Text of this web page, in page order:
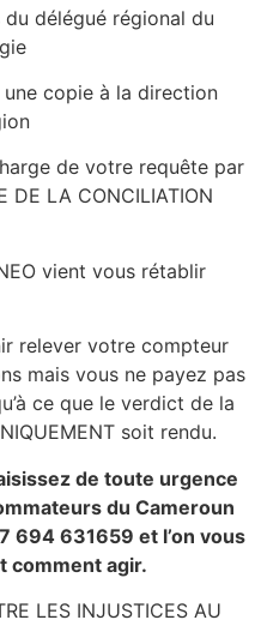
délégué régional du
copie à la direction
de votre requête par
DE LA CONCILIATION
vient vous rétablir
relever votre compteur
mais vous ne payez pas
ce que le verdict de la
soit rendu.
de toute urgence
du Cameroun
694 631659 et l’on vous
comment agir.
LES INJUSTICES AU